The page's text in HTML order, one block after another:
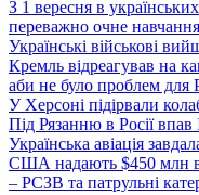
З 1 вересня в
переважно очне
Українські військові
Кремль відреагував на
аби не було проблем для
У Херсоні підірвали
Під Рязанню в Росії впав
Українська авіація
США надають $450 млн
– РСЗВ та патрульні